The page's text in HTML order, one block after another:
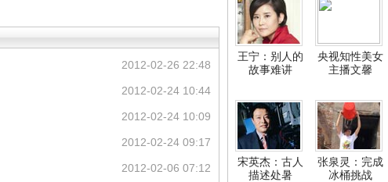
王宁：别人的
故事难讲
央视知性美女
主播文馨
宋英杰：古人
描述处暑
张泉灵：完成
冰桶挑战
2012-02-26 22:48
2012-02-24 10:44
2012-02-24 10:09
2012-02-24 09:17
2012-02-06 07:12